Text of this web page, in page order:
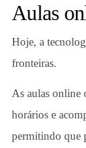
Aulas
Hoje, a
fronteiras.
As aulas online
horários e
permitindo que